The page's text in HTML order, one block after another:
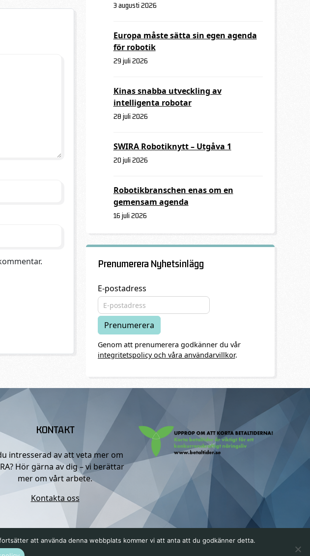
3 augusti 2026
Europa måste sätta sin egen agenda
för robotik
29 juli 2026
Kinas snabba utveckling av
intelligenta robotar
28 juli 2026
SWIRA Robotiknytt – Utgåva 1
20 juli 2026
Robotikbranschen enas om en
gemensam agenda
16 juli 2026
Prenumerera Nyhetsinlägg
E-postadress
Genom att prenumerera godkänner du vår
integritetspolicy och våra användarvillkor.
KONTAKT
intresserad av att veta mer om
Hör gärna av dig – vi berättar
mer om vårt arbete.
Kontakta oss
att använda denna webbplats kommer vi att anta att du godkänner detta.